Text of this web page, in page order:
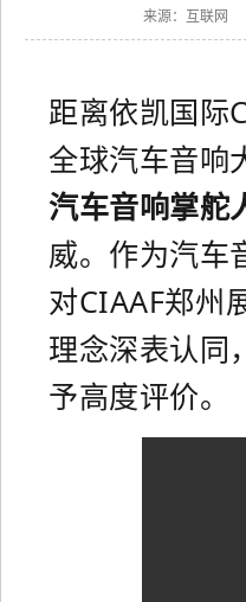
来源：互联网
距离依凯国际
全球汽车音响
汽车音响掌舵
威。作为汽车
对CIAAF郑州
理念深表认同
予高度评价。